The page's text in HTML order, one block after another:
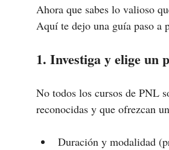
Ahora que sabes lo valioso
Aquí te dejo una guía paso a
1. Investiga y elige un
No todos los cursos de PNL
reconocidas y que ofrezcan
Duración y modalidad